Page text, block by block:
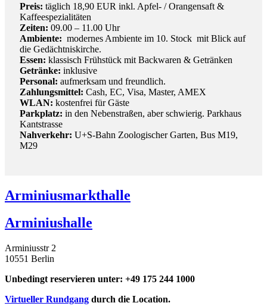
Preis: täglich 18,90 EUR inkl. Apfel- / Orangensaft &
Kaffeespezialitäten
Zeiten: 09.00 – 11.00 Uhr
Ambiente: modernes Ambiente im 10. Stock mit Blick auf
die Gedächtniskirche.
Essen: klassisch Frühstück mit Backwaren & Getränken
Getränke: inklusive
Personal: aufmerksam und freundlich.
Zahlungsmittel: Cash, EC, Visa, Master, AMEX
WLAN: kostenfrei für Gäste
Parkplatz: in den Nebenstraßen, aber schwierig. Parkhaus
Kantstrasse
Nahverkehr: U+S-Bahn Zoologischer Garten, Bus M19,
M29
Arminiusmarkthalle
Arminiushalle
Arminiusstr 2
10551 Berlin
Unbedingt reservieren unter: +49 175 244 1000
Virtueller Rundgang durch die Location.